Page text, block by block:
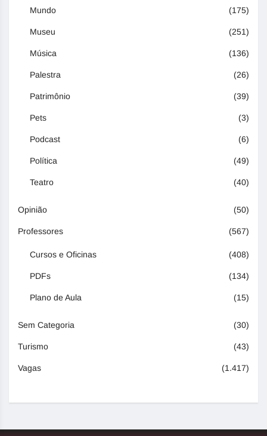
Mundo (175)
Museu (251)
Música (136)
Palestra (26)
Patrimônio (39)
Pets (3)
Podcast (6)
Política (49)
Teatro (40)
Opinião (50)
Professores (567)
Cursos e Oficinas (408)
PDFs (134)
Plano de Aula (15)
Sem Categoria (30)
Turismo (43)
Vagas (1.417)